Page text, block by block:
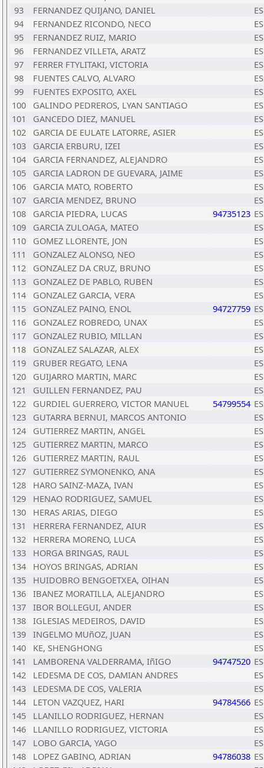
93
FERNANDEZ QUIJANO, DANIEL
94
FERNANDEZ RICONDO, NECO
95
FERNANDEZ RUIZ, MARIO
96
FERNANDEZ VILLETA, ARATZ
97
FERRER FTYLITAKI, VICTORIA
98
FUENTES CALVO, ALVARO
99
FUENTES EXPOSITO, AXEL
100
GALINDO PEDREROS, LYAN SANTIAGO
101
GANCEDO DIEZ, MANUEL
102
GARCIA DE EULATE LATORRE, ASIER
103
GARCIA ERBURU, IZEI
104
GARCIA FERNANDEZ, ALEJANDRO
105
GARCIA LADRON DE GUEVARA, JAIME
106
GARCIA MATO, ROBERTO
107
GARCIA MENDEZ, BRUNO
108
GARCIA PIEDRA, LUCAS 94735123
109
GARCIA ZULOAGA, MATEO
110
GOMEZ LLORENTE, JON
111
GONZALEZ ALONSO, NEO
112
GONZALEZ DA CRUZ, BRUNO
113
GONZALEZ DE PABLO, RUBEN
114
GONZALEZ GARCIA, VERA
115
GONZALEZ PAINO, ENOL 94727759
116
GONZALEZ ROBREDO, UNAX
117
GONZALEZ RUBIO, MILLAN
118
GONZALEZ SALAZAR, ALEX
119
GRUBER REGATO, LENA
120
GUIJARRO MARTIN, MARC
121
GUILLEN FERNANDEZ, PAU
122
GURDIEL GUERRERO, VICTOR MANUEL 54799554
123
GUTARRA BERNUI, MARCOS ANTONIO
124
GUTIERREZ MARTIN, ANGEL
125
GUTIERREZ MARTIN, MARCO
126
GUTIERREZ MARTIN, RAUL
127
GUTIERREZ SYMONENKO, ANA
128
HARO SAINZ-MAZA, IVAN
129
HENAO RODRIGUEZ, SAMUEL
130
HERAS ARIAS, DIEGO
131
HERRERA FERNANDEZ, AIUR
132
HERRERA MORENO, LUCA
133
HORGA BRINGAS, RAUL
134
HOYOS BRINGAS, ADRIAN
135
HUIDOBRO BENGOETXEA, OIHAN
136 IBANEZ MORATILLA, ALEJANDRO
137 IBOR BOLLEGUI, ANDER
138 IGLESIAS MEDEIROS, DAVID
139 INGELMO MUñOZ, JUAN
140
KE, SHENGHONG
141
LAMBORENA VALDERRAMA, IñIGO 94747520
142
LEDESMA DE COS, DAMIAN ANDRES
143
LEDESMA DE COS, VALERIA
144
LETON VAZQUEZ, HARI 94784566
145
LLANILLO RODRIGUEZ, HERNAN
146
LLANILLO RODRIGUEZ, VICTORIA
147
LOBO GARCIA, YAGO
148
LOPEZ GABINO, ADRIAN 94786038